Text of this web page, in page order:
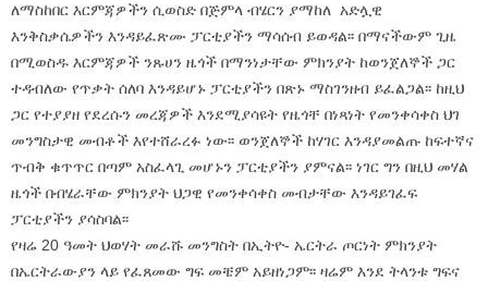
ለማስከበር እርምጃዎችን ሲወስድ በጅምላ ብሄርን ያማከለ አድሏዊ
እንቅስቃሴዎችን እንዳይፈጽሙ ፓርቲያችን ማሳሰብ ይወዳል፡፡ በማናችውም ጊዜ
በሚወስዱ እርምጃዎች ንጹሀን ዜጎች በማንነታቸው ምክንያት ከወንጀለኞች ጋር
ተዳብለው የጥቃት ሰለባ እንዳይሆኑ ፓርቲያችን በጽኑ ማስገንዘብ ይፈልጋል፡፡ ከዚህ
ጋር የተያያዘ የደረሱን መረጃዎች እንደሚያሳዩት የዜጎቸ በነጻነት የመንቀሳቀስ ህገ
መንግስታዊ መብቶች እየተሸራረፉ ነው፡፡ ወንጀለኞች ከሃገር እንዳያመልጡ ከፍተኛና
ጥብቅ ቁጥጥር በጣም አስፈላጊ መሆኑን ፓርቲያችን ያምናል፡፡ ነገር ግን በዚህ መሃል
ዜጎች በብሄራቸው ምክንያት ህጋዊ የመንቀሳቀስ መብታቸው እንዳይገፈፍ
ፓርቲያችን ያሳስባል፡፡
የዛሬ 20 ዓመት ህወሃት መራሹ መንግስት በኢትዮ- ኤርትራ ጦርነት ምክንያት
በኤርትራውያን ላይ የፈጸመው ግፍ መቼም አይዘነጋም፡፡ ዛሬም እንደ ትላንቱ ግፍና